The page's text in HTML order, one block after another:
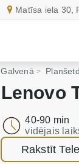
Matīsa iela 30,
Galvenā
Lenovo
40-90 min
vidējais
Rakstīt